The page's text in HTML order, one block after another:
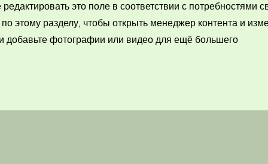
это поле в соответствии с потребностями
этому разделу, чтобы открыть менеджер контента и
добавьте фотографии или видео для ещё большего